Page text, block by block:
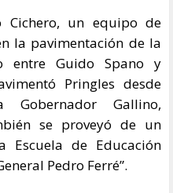
Cichero, un equipo de
la pavimentación de la
entre Guido Spano y
Pringles desde
Gallino,
se proveyó de un
Escuela de Educación
Pedro Ferré”.